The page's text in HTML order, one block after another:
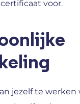
voor.
jezelf te werken